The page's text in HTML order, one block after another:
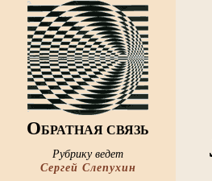
ОБРАТНАЯ СВЯЗЬ
Рубрику ведет
Сергей Слепухин